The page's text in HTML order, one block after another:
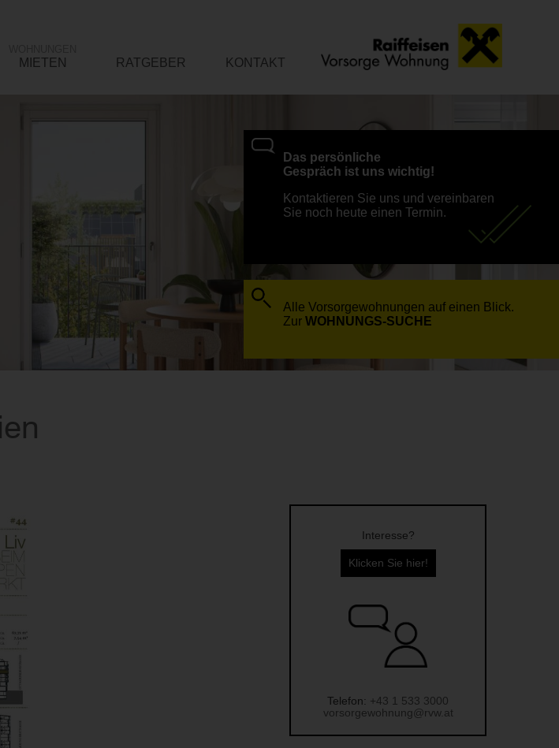
Das persönliche
Gespräch ist uns wichtig!
Kontaktieren Sie uns und vereinbaren
Sie noch heute einen Termin.
Alle Vorsorgewohnungen auf einen Blick.
Zur WOHNUNGS-SUCHE
MIETEN RATGEBER KONTAKT
Interesse?
Klicken Sie hier!
Telefon: +43 1 533 3000
vorsorgewohnung@rvw.at